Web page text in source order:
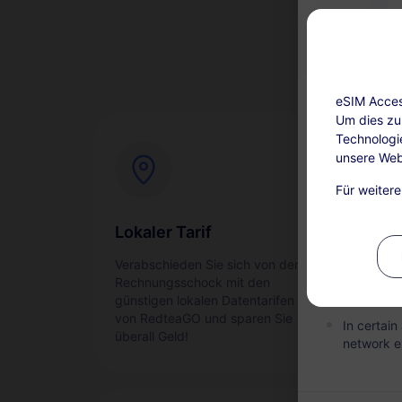
Lokaler Tarif
This
Within
In certain
network
eSIM
Um dies
unsere
Für